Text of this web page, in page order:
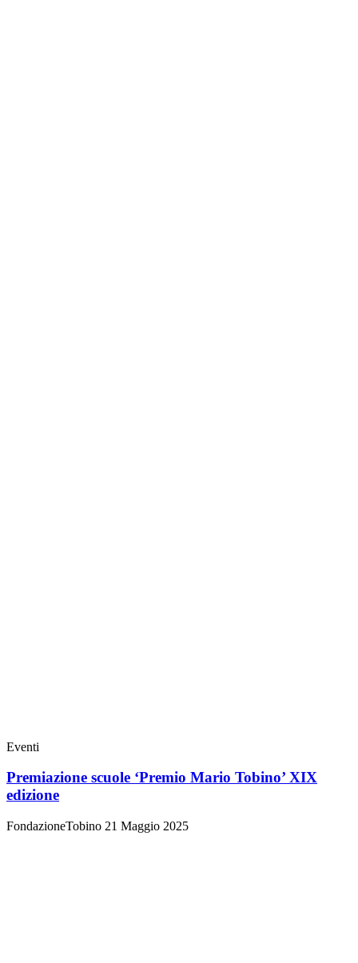
Eventi
Premiazione scuole ‘Premio Mario Tobino’ XIX
edizione
FondazioneTobino 21 Maggio 2025